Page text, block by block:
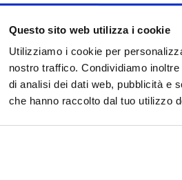
Questo sito web utilizza i cookie
Utilizziamo i cookie per
nostro traffico. Condividiamo
di analisi dei dati web, pubblicità e
che hanno raccolto dal tuo utilizzo
50 18
22
Versanddatum.